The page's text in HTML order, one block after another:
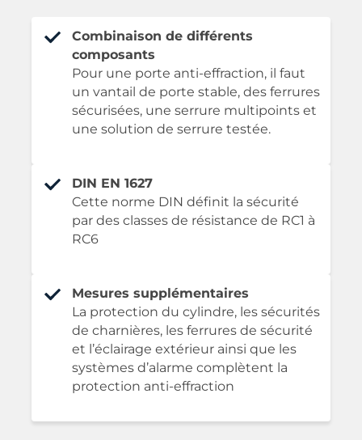
Combinaison de différents
composants
Pour une porte anti-effraction, il faut
un vantail de porte stable, des ferrures
sécurisées, une serrure multipoints et
une solution de serrure testée.
DIN EN 1627
Cette norme DIN définit la sécurité
par des classes de résistance de RC1 à
RC6
Mesures supplémentaires
La protection du cylindre, les sécurités
de charnières, les ferrures de sécurité
et l’éclairage extérieur ainsi que les
systèmes d’alarme complètent la
protection anti-effraction